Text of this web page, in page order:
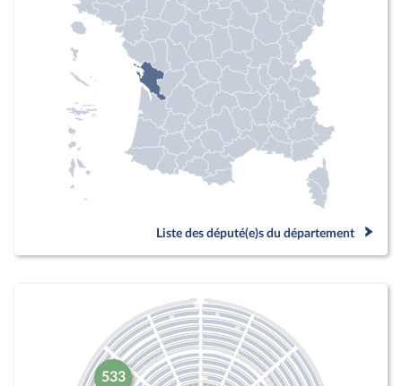
Liste des député(e)s du département
533